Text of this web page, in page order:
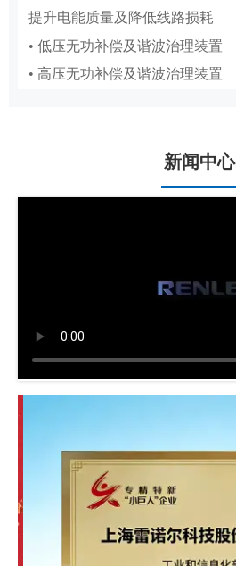
提升电能质量及降低线路损耗
• 低压无功补偿及谐波治理装置
• 高压无功补偿及谐波治理装置
节能改造
新闻中心